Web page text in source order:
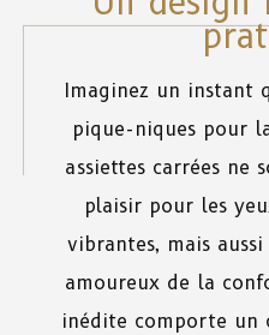
Imaginez un instant
pique-niques pour
assiettes carrées ne
plaisir pour les
vibrantes, mais
amoureux de la
inédite comporte un